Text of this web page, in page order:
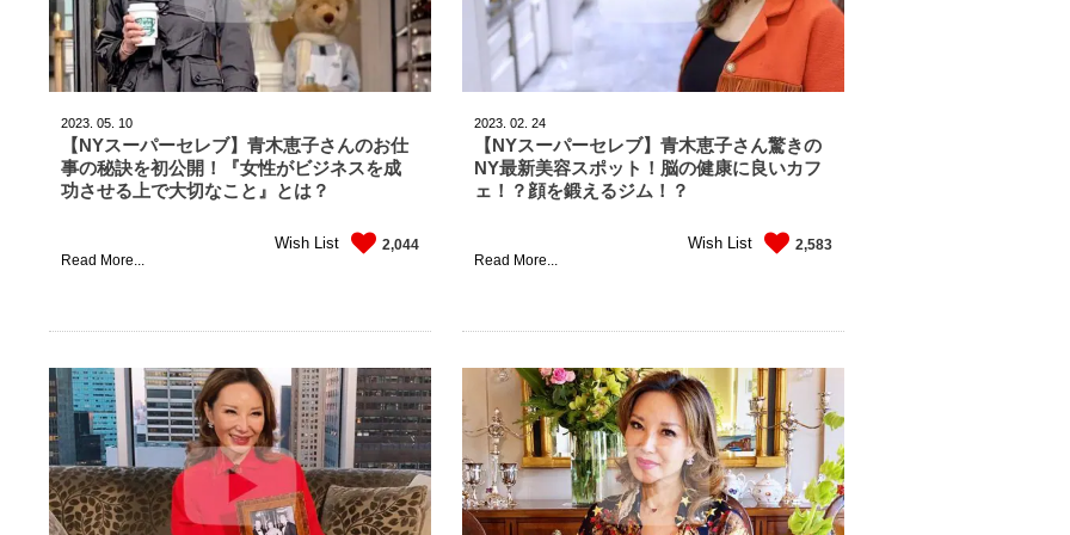
2023. 05. 10
【NYスーパーセレブ】青木恵子さんのお仕
事の秘訣を初公開！『女性がビジネスを成
功させる上で大切なこと』とは？
Read More...
2,044
Wish List
2023. 02. 24
【NYスーパーセレブ】青木恵子さん驚きの
NY最新美容スポット！脳の健康に良いカフ
ェ！？顔を鍛えるジム！？
Read More...
2,583
Wish List